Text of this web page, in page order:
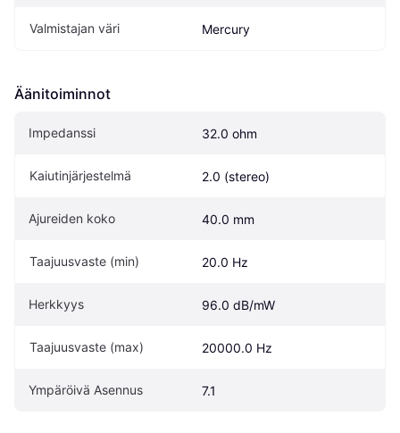
Valmistajan väri Mercury
Äänitoiminnot
Impedanssi 32.0 ohm
Kaiutinjärjestelmä 2.0 (stereo)
Ajureiden koko 40.0 mm
Taajuusvaste (min) 20.0 Hz
Herkkyys 96.0 dB/mW
Taajuusvaste (max) 20000.0 Hz
Ympäröivä Asennus 7.1